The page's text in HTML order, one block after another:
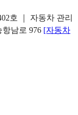
호 ｜ 자동차 관리
남로 976 [자동차